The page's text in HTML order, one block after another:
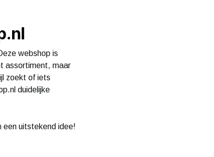
webshop is
assortiment, maar
zoekt of iets
duidelijke
een uitstekend idee!